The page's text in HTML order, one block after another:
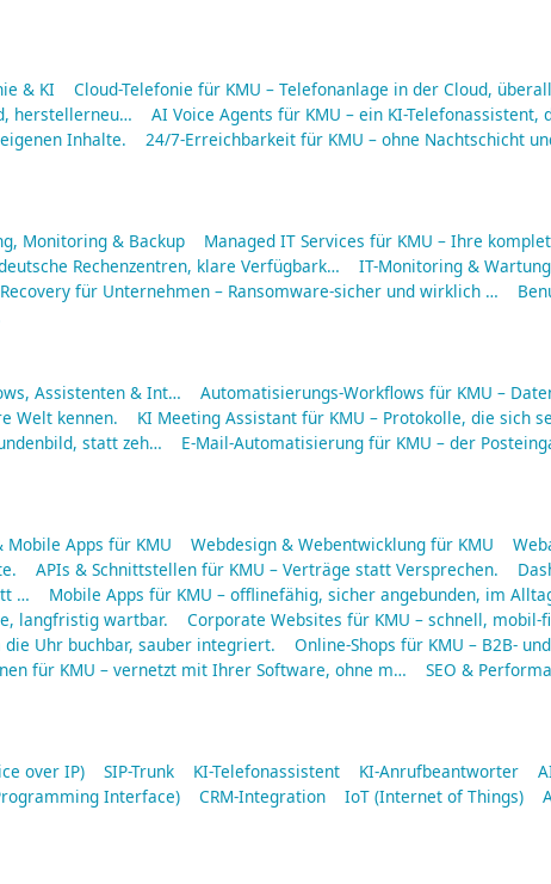
& KI Cloud-Telefonie für KMU – Telefonanlage in der Cloud,
herstellerneu…
AI Voice Agents für KMU – ein KI-Telefonassistent,
Inhalte.
24/7-Erreichbarkeit für KMU – ohne Nachtschicht
Monitoring & Backup
Managed IT Services für KMU – Ihre
Rechenzentren, klare Verfügbark…
IT-Monitoring &
für Unternehmen – Ransomware-sicher und wirklich …
Assistenten & Int…
Automatisierungs-Workflows für KMU –
Welt kennen.
KI Meeting Assistant für KMU – Protokolle, die sich
statt zeh…
E-Mail-Automatisierung für KMU – der
Mobile Apps für KMU Webdesign & Webentwicklung für KMU
APIs & Schnittstellen für KMU – Verträge statt Versprechen.
…
Mobile Apps für KMU – offlinefähig, sicher angebunden, im
langfristig wartbar.
Corporate Websites für KMU – schnell, mobil-
Uhr buchbar, sauber integriert.
Online-Shops für KMU – B2B-
für KMU – vernetzt mit Ihrer Software, ohne m…
SEO &
over IP) SIP-Trunk KI-Telefonassistent KI-Anrufbeantworter
Interface) CRM-Integration IoT (Internet of Things)